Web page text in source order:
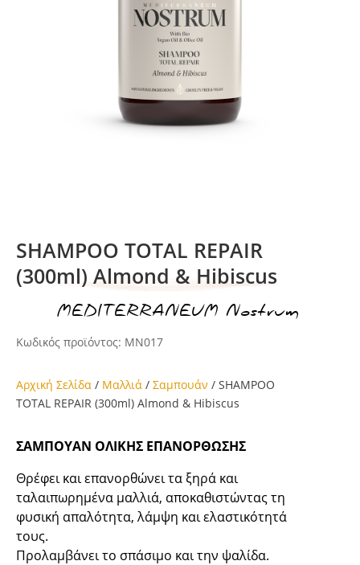
SHAMPOO TOTAL REPAIR
(300ml) Almond & Hibiscus
MEDITERRANEUM Nostrum
Κωδικός προϊόντος: MN017
Αρχική Σελίδα / Μαλλιά / Σαμπουάν / SHAMPOO
TOTAL REPAIR (300ml) Almond & Hibiscus
ΣΑΜΠΟΥΑΝ ΟΛΙΚΗΣ ΕΠΑΝΟΡΘΩΣΗΣ
Θρέφει και επανορθώνει τα ξηρά και
ταλαιπωρημένα μαλλιά, αποκαθιστώντας τη
φυσική απαλότητα, λάμψη και ελαστικότητά
τους.
Προλαμβάνει το σπάσιμο και την ψαλίδα.